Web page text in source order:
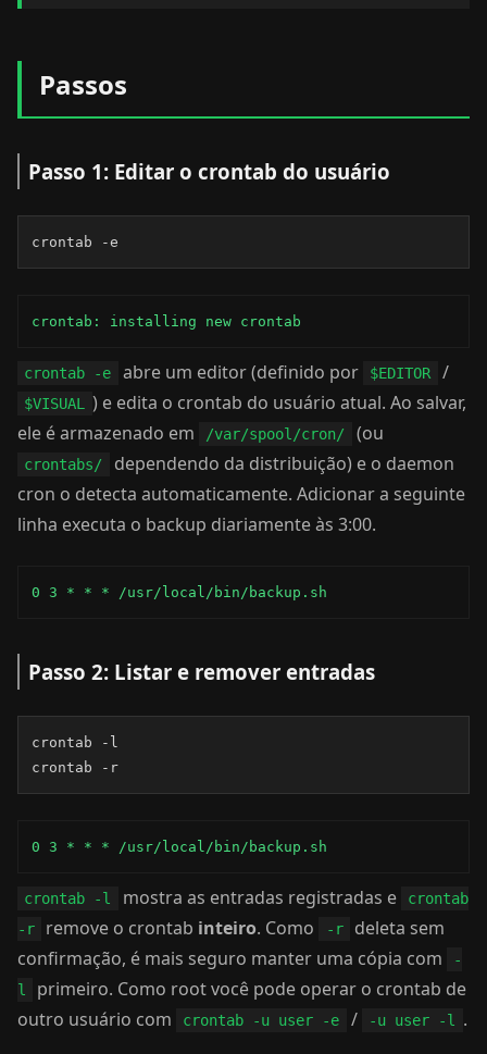
Passos
Passo 1: Editar o crontab do usuário
crontab -e
crontab: installing new crontab
crontab -e abre um editor (definido por $EDITOR /
$VISUAL
) e edita o crontab do usuário atual. Ao salvar,
ele é armazenado em
/var/spool/cron/ (ou
crontabs/
dependendo da distribuição) e o daemon
cron o detecta automaticamente. Adicionar a seguinte
linha executa o backup diariamente às 3:00.
0 3 * * * /usr/local/bin/backup.sh
Passo 2: Listar e remover entradas
crontab -l
crontab -r
0 3 * * * /usr/local/bin/backup.sh
crontab -l mostra as entradas registradas e
crontab
-r
remove o crontab inteiro. Como -r
deleta sem
confirmação, é mais seguro manter uma cópia com
-
l
primeiro. Como root você pode operar o crontab de
outro usuário com
crontab -u user -e / -u user -l .